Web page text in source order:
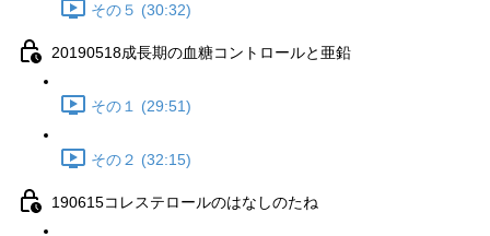
その５ (30:32)
20190518成長期の血糖コントロールと亜鉛
その１ (29:51)
その２ (32:15)
190615コレステロールのはなしのたね